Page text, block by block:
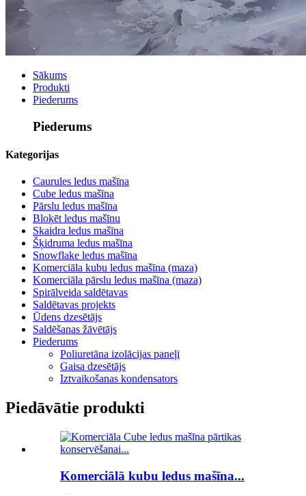
Sākums
Produkti
Piederums
Piederums
Kategorijas
Caurules ledus mašīna
Cube ledus mašīna
Pārslu ledus mašīna
Bloķēt ledus mašīnu
Skaidra ledus mašīna
Šķidruma ledus mašīna
Snowflake ledus mašīna
Komerciāla kubu ledus mašīna (maza)
Komerciāla pārslu ledus mašīna (maza)
Spirālveida saldētavas
Saldētavas projekts
Ūdens dzesētājs
Saldēšanas žāvētājs
Piederums
Poliuretāna izolācijas paneļi
Gaisa dzesētājs
Iztvaikošanas kondensators
Piedāvātie produkti
Komerciālā kubu ledus mašīna...